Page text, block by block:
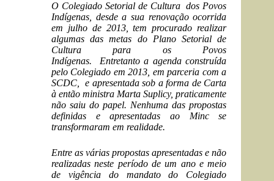
O Colegiado Setorial de Cultura dos Povos
Indígenas, desde a sua renovação ocorrida
em julho de 2013, tem procurado realizar
algumas das metas do Plano Setorial de
Cultura para os Povos
Indígenas. Entretanto a agenda construída
pelo Colegiado em 2013, em parceria com a
SCDC, e apresentada sob a forma de Carta
à então ministra Marta Suplicy, praticamente
não saiu do papel. Nenhuma das propostas
definidas e apresentadas ao Minc se
transformaram em realidade.
Entre as várias propostas apresentadas e não
realizadas neste período de um ano e meio
de vigência do mandato do Colegiado